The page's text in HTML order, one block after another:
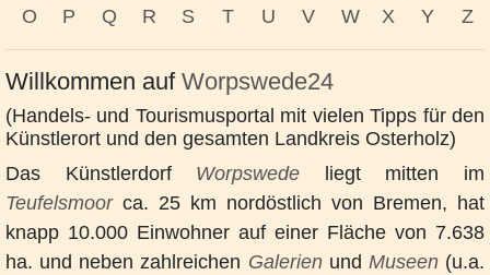
O
P Q R S T U V W X Y Z
Willkommen auf Worpswede24
(Handels- und Tourismusportal mit vielen Tipps für den
Künstlerort und den gesamten Landkreis Osterholz)
Das Künstlerdorf Worpswede liegt mitten im
Teufelsmoorca. 25 km nordöstlich von Bremen, hat
knapp 10.000 Einwohner auf einer Fläche von 7.638
ha. und neben zahlreichen Galerienund Museen(u.a.